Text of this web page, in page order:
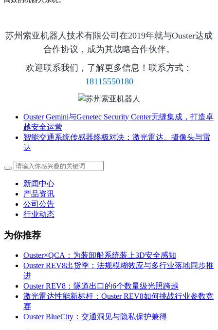
苏州索亚机器人技术有限公司在2019年就与Ouster达成
合作协议，成为其战略合作伙伴。
欢迎联系我们，了解更多信息！联系方式：
18115550180
Ouster Gemini与Genetec Security Center无缝集成，打造卓
越安全运营
智能交通系统传感器终极对决：激光雷达、摄像头与雷
达
新闻中心
产品资讯
公司公告
行业动态
为你推荐
Ouster×QCA：为装卸船系统装上3D安全感知
Ouster REV8出货季：法规模糊效应与多行业落地同步推
进
Ouster REV8：隧道出口的6个数量级光照跨越
激光雷达性能新标杆：Ouster REV8如何挑战行业参数竞
赛
Ouster BlueCity：交通洞见与隐私保护兼得